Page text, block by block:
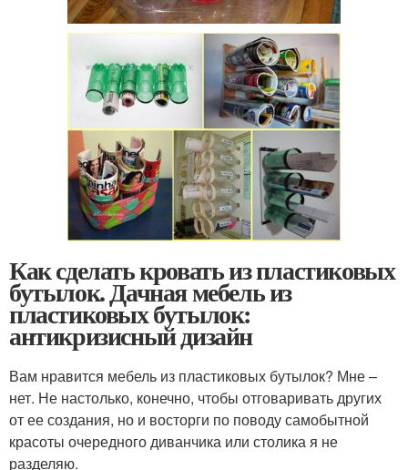
Как сделать кровать из пластиковых
бутылок. Дачная мебель из
пластиковых бутылок:
антикризисный дизайн
Вам нравится мебель из пластиковых бутылок? Мне –
нет. Не настолько, конечно, чтобы отговаривать других
от ее создания, но и восторги по поводу самобытной
красоты очередного диванчика или столика я не
разделяю.